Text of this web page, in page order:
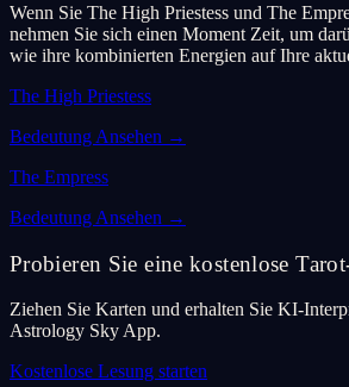
Wenn Sie The High Priestess und The
nehmen Sie sich einen Moment Zeit, um
wie ihre kombinierten Energien auf Ihre
The High Priestess
Bedeutung Ansehen →
The Empress
Bedeutung Ansehen →
Probieren Sie eine kostenlose
Ziehen Sie Karten und erhalten Sie KI-
Astrology Sky App.
Kostenlose Lesung starten